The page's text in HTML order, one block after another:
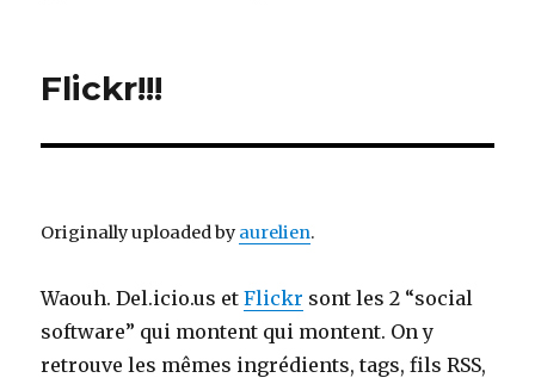
Flickr!!!
Originally uploaded by aurelien.
Waouh. Del.icio.us etFlickr sont les 2 “social
software” qui montent qui montent. On y
retrouve les mêmes ingrédients, tags, fils RSS,